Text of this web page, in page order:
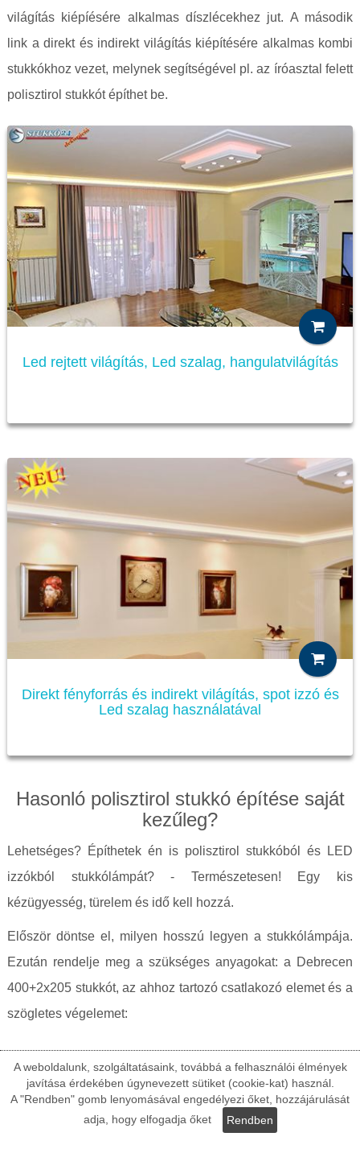
világítás kiépíésére alkalmas díszlécekhez jut. A második
link a direkt és indirekt világítás kiépítésére alkalmas kombi
stukkókhoz vezet, melynek segítségével pl. az íróasztal felett
polisztirol stukkót építhet be.
Led rejtett világítás, Led szalag, hangulatvilágítás
Direkt fényforrás és indirekt világítás, spot izzó és
Led szalag használatával
Hasonló polisztirol stukkó építése saját
kezűleg?
Lehetséges? Építhetek én is polisztirol stukkóból és LED
izzókból stukkólámpát? - Természetesen! Egy kis
kézügyesség, türelem és idő kell hozzá.
Először döntse el, milyen hosszú legyen a stukkólámpája.
Ezután rendelje meg a szükséges anyagokat: a Debrecen
400+2x205 stukkót, az ahhoz tartozó csatlakozó elemet és a
szögletes végelemet:
A weboldalunk, szolgáltatásaink, továbbá a felhasználói élmények
javítása érdekében úgynevezett sütiket (cookie-kat) használ.
A "Rendben" gomb lenyomásával engedélyezi őket, hozzájárulását
adja, hogy elfogadja őket
Rendben